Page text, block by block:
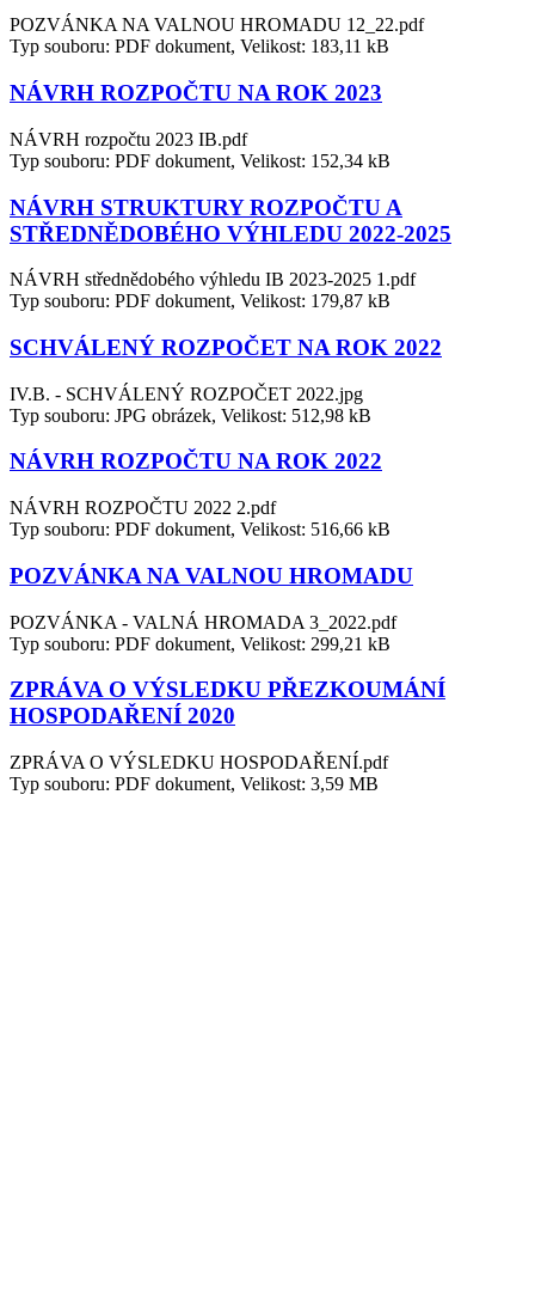
POZVÁNKA NA VALNOU HROMADU 12_22.pdf
Typ souboru: PDF dokument, Velikost: 183,11 kB
NÁVRH ROZPOČTU NA ROK 2023
NÁVRH rozpočtu 2023 IB.pdf
Typ souboru: PDF dokument, Velikost: 152,34 kB
NÁVRH STRUKTURY ROZPOČTU A
STŘEDNĚDOBÉHO VÝHLEDU 2022-2025
NÁVRH střednědobého výhledu IB 2023-2025 1.pdf
Typ souboru: PDF dokument, Velikost: 179,87 kB
SCHVÁLENÝ ROZPOČET NA ROK 2022
IV.B. - SCHVÁLENÝ ROZPOČET 2022.jpg
Typ souboru: JPG obrázek, Velikost: 512,98 kB
NÁVRH ROZPOČTU NA ROK 2022
NÁVRH ROZPOČTU 2022 2.pdf
Typ souboru: PDF dokument, Velikost: 516,66 kB
POZVÁNKA NA VALNOU HROMADU
POZVÁNKA - VALNÁ HROMADA 3_2022.pdf
Typ souboru: PDF dokument, Velikost: 299,21 kB
ZPRÁVA O VÝSLEDKU PŘEZKOUMÁNÍ
HOSPODAŘENÍ 2020
ZPRÁVA O VÝSLEDKU HOSPODAŘENÍ.pdf
Typ souboru: PDF dokument, Velikost: 3,59 MB